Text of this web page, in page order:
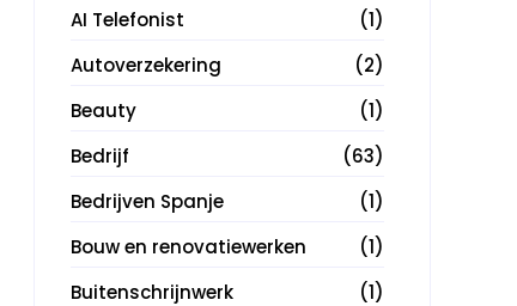
AI Telefonist
(1)
Autoverzekering
(2)
Beauty
(1)
Bedrijf
(63)
Bedrijven Spanje
(1)
Bouw en renovatiewerken
(1)
Buitenschrijnwerk
(1)